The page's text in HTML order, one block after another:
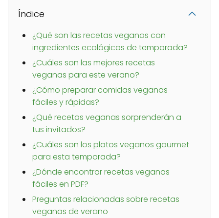
Índice
¿Qué son las recetas veganas con
ingredientes ecológicos de temporada?
¿Cuáles son las mejores recetas
veganas para este verano?
¿Cómo preparar comidas veganas
fáciles y rápidas?
¿Qué recetas veganas sorprenderán a
tus invitados?
¿Cuáles son los platos veganos gourmet
para esta temporada?
¿Dónde encontrar recetas veganas
fáciles en PDF?
Preguntas relacionadas sobre recetas
veganas de verano